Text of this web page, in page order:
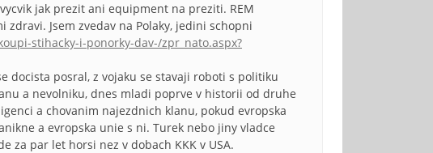
jak prezit ani equipment na preziti. REM
Jsem zvedav na Polaky, jedini schopni
stihacky-i-ponorky-dav-/zpr_nato.aspx?
docista posral, z vojaku se stavaji roboti s politiku
a nevolniku, dnes mladi poprve v historii od druhe
a chovanim najezdnich klanu, pokud evropska
a evropska unie s ni. Turek nebo jiny vladce
za par let horsi nez v dobach KKK v USA.